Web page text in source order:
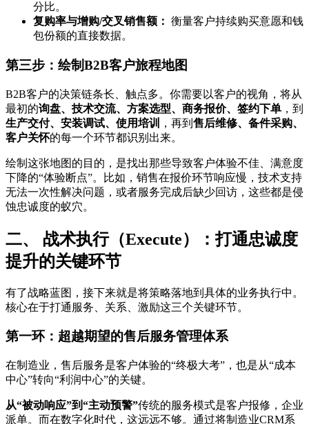
分比。
复购率与增购/交叉销售额： 衡量客户持续购买意愿和钱
包份额的直接数据。
第三步：绘制B2B客户旅程地图
B2B客户的决策链条长、触点多。你需要以客户的视角，将从
最初的询盘、技术交流、方案选型、商务报价、签约下单 ，到
生产交付、安装调试、使用培训
，再到 售后维修、备件采购、
客户关怀的每一个环节都识别出来。
绘制这张地图的目的，是找出那些导致客户体验不佳、满意度
下降的“体验断点”。比如，销售在报价环节响应慢，技术支持
无法一次性解决问题，或者服务完成后缺少回访，这些都是侵
蚀忠诚度的蚁穴。
二、 战术执行（Execute）：打通忠诚度
提升的关键环节
有了战略蓝图，接下来就是将策略落地到具体的业务执行中。
核心在于打通服务、关系、激励这三个关键环节。
第一环：超越期望的售后服务管理体系
在制造业，售后服务是客户体验的“终极大考”，也是从“成本
中心”转向“利润中心”的关键。
从“被动响应”到“主动预警”传统的服务模式是客户报修，企业
派单。而在数字化时代，这远远不够。通过将制造业CRM系